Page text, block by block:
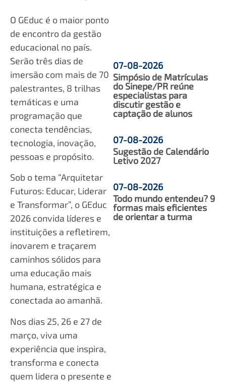
O GEduc é o maior ponto
de encontro da gestão
educacional no país.
Serão três dias de
imersão com mais de 70
palestrantes, 8 trilhas
temáticas e uma
programação que
conecta tendências,
tecnologia, inovação,
pessoas e propósito.
Sob o tema “Arquitetar
Futuros: Educar, Liderar
e Transformar”, o GEduc
2026 convida líderes e
instituições a refletirem,
inovarem e traçarem
caminhos sólidos para
uma educação mais
humana, estratégica e
conectada ao amanhã.
Nos dias 25, 26 e 27 de
março, viva uma
experiência que inspira,
transforma e conecta
quem lidera o presente e
07-08-2026
Simpósio de Matrículas
do Sinepe/PR reúne
especialistas para
discutir gestão e
captação de alunos
07-08-2026
Sugestão de Calendário
Letivo 2027
07-08-2026
Todo mundo entendeu? 9
formas mais eficientes
de orientar a turma